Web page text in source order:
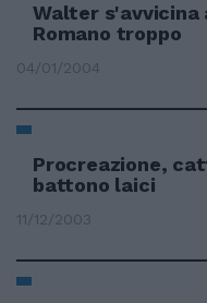
Walter
Romano troppo
04/01/2004
Procreazione,
battono laici
11/12/2003